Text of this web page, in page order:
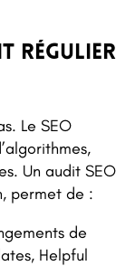
régulier
Le SEO
Un audit SEO
permet de :
de
Helpful